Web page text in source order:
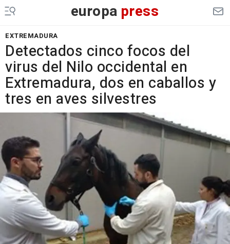
europa press
EXTREMADURA
Detectados cinco focos del
virus del Nilo occidental en
Extremadura, dos en caballos y
tres en aves silvestres